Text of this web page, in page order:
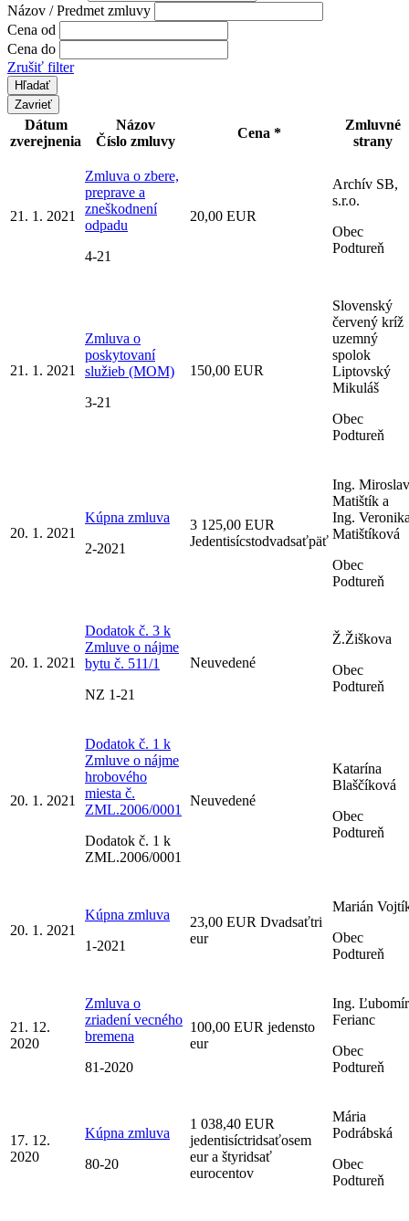
Názov / Predmet zmluvy
Cena od
Cena do
Zrušiť filter
Zavrieť
Dátum
zverejnenia
Názov
Číslo zmluvy
Cena *
Zmluvné
strany
21. 1. 2021
Zmluva o zbere,
preprave a
zneškodnení
odpadu
4-21
20,00 EUR
Archív SB,
s.r.o.
Obec
Podtureň
21. 1. 2021
Zmluva o
poskytovaní
služieb (MOM)
3-21
150,00 EUR
Slovenský
červený kríž
uzemný
spolok
Liptovský
Mikuláš
Obec
Podtureň
20. 1. 2021
Kúpna zmluva
2-2021
3 125,00 EUR
Jedentisícstodvadsaťpäť
Ing. Miroslav
Matištík a
Ing.
Matištíková
Obec
Podtureň
20. 1. 2021
Dodatok č. 3 k
Zmluve o nájme
bytu č. 511/1
NZ 1-21
Neuvedené
Ž.Žiškova
Obec
Podtureň
20. 1. 2021
Dodatok č. 1 k
Zmluve o nájme
hrobového
miesta č.
ZML.2006/0001
Dodatok č. 1 k
ZML.2006/0001
Neuvedené
Katarína
Blaščíková
Obec
Podtureň
20. 1. 2021
Kúpna zmluva
1-2021
23,00 EUR Dvadsaťtri
eur
Marián
Obec
Podtureň
21. 12.
2020
Zmluva o
zriadení vecného
bremena
81-2020
100,00 EUR jedensto
eur
Ing. Ľubomír
Ferianc
Obec
Podtureň
17. 12.
2020
Kúpna zmluva
80-20
1 038,40 EUR
jedentisíctridsaťosem
eur a štyridsať
eurocentov
Mária
Podrábská
Obec
Podtureň